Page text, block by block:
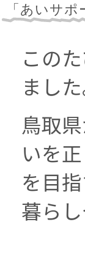
「あいサ
この
ました
鳥取
いを
を目
暮ら